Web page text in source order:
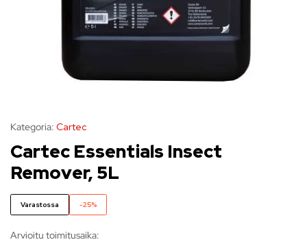
Kategoria: Cartec
Cartec Essentials Insect
Remover, 5L
Varastossa -25%
Arvioitu toimitusaika: